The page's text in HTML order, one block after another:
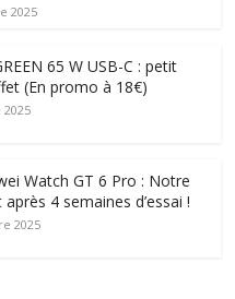
2025
65 W USB-C : petit
(En promo à 18€)
Watch GT 6 Pro : Notre
4 semaines d’essai !
2025